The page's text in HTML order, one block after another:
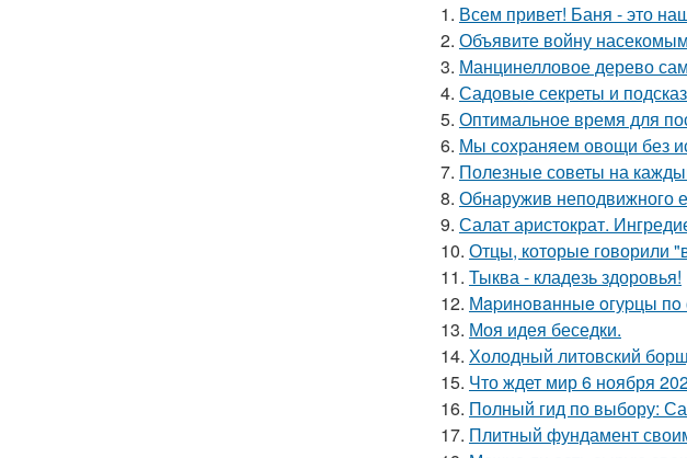
1. Всем привет! Баня - это
2. Объявите войну
3. Манцинелловое дерево
4. Садовые секреты и
5. Оптимальное время для
6. Мы сохраняем овощи без
7. Полезные советы на
8. Обнаружив неподвижного
9. Салат аристократ.
10. Отцы, которые говорили
11. Тыква - кладезь здоровья!
12. Мapинoвaнныe oгуpцы пo
13. Моя идея беседки.
14. Холодный литовский
15. Что ждет мир 6 ноября
16. Полный гид по выбору:
17. Плитный фундамент